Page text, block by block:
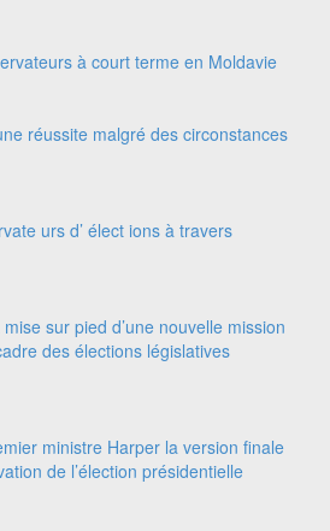
à court terme en Moldavie
réussite malgré des circonstances
urs d’ élect ions à travers
sur pied d’une nouvelle mission
des élections législatives
ministre Harper la version finale
de l’élection présidentielle